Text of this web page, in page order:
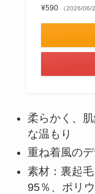
¥590 （2026/06/
柔らかく、
な温もり
重ね着風の
素材：裏起
95％、ポリ